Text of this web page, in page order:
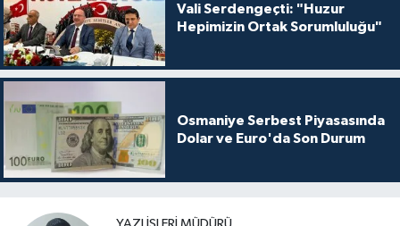
Vali Serdengeçti: "Huzur
Hepimizin Ortak Sorumluluğu"
Osmaniye Serbest Piyasasında
Dolar ve Euro'da Son Durum